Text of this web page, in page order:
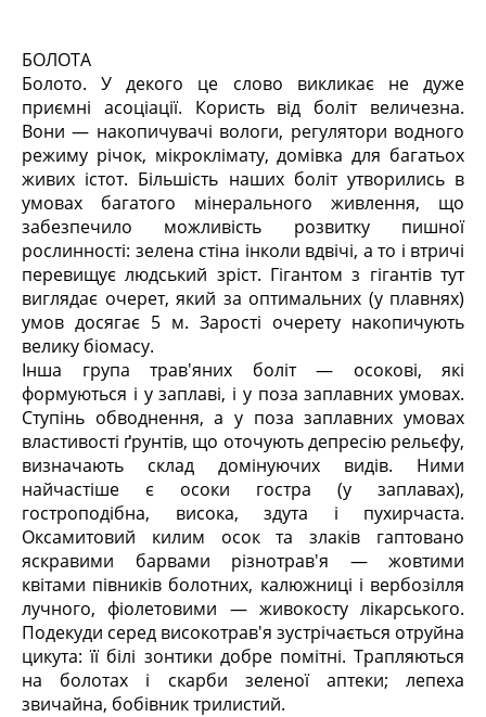
БОЛОТА
Болото. У декого це слово викликає не дуже
приємні асоціації. Користь від боліт величезна.
Вони — накопичувачі вологи, регулятори водного
режиму річок, мікроклімату, домівка для багатьох
живих істот. Більшість наших боліт утворились в
умовах багатого мінерального живлення, що
забезпечило можливість розвитку пишної
рослинності: зелена стіна інколи вдвічі, а то і втричі
перевищує людський зріст. Гігантом з гігантів тут
виглядає очерет, який за оптимальних (у плавнях)
умов досягає 5 м. Зарості очерету накопичують
велику біомасу.
Інша група трав'яних боліт — осокові, які
формуються і у заплаві, і у поза заплавних умовах.
Ступінь обводнення, а у поза заплавних умовах
властивості ґрунтів, що оточують депресію рельєфу,
визначають склад домінуючих видів. Ними
найчастіше є осоки гостра (у заплавах),
гостроподібна, висока, здута і пухирчаста.
Оксамитовий килим осок та злаків гаптовано
яскравими барвами різнотрав'я — жовтими
квітами півників болотних, калюжниці і вербозілля
лучного, фіолетовими — живокосту лікарського.
Подекуди серед високотрав'я зустрічається отруйна
цикута: її білі зонтики добре помітні. Трапляються
на болотах і скарби зеленої аптеки; лепеха
звичайна, бобівник трилистий.